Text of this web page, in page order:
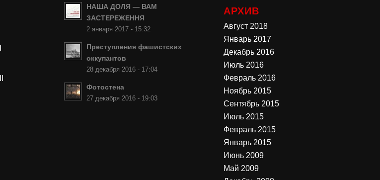
НАША ДОЛЯ — ВАМ
ЗАСТЕРЕЖЕННЯ
2 января 2017 - 15:32
Преступления фашистских
оккупантов
28 декабря 2016 - 17:04
Фотостена
27 декабря 2016 - 19:03
АРХИВ
Август 2018
Январь 2017
Декабрь 2016
Июль 2016
Февраль 2016
Ноябрь 2015
Сентябрь 2015
Июль 2015
Февраль 2015
Январь 2015
Июнь 2009
Май 2009